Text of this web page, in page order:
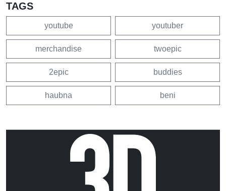
TAGS
youtube youtuber
merchandise twoepic
2epic buddies
haubna beni